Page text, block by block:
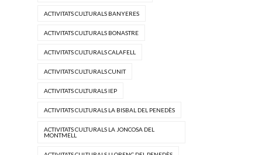
ACTIVITATS CULTURALS BANYERES
ACTIVITATS CULTURALS BONASTRE
ACTIVITATS CULTURALS CALAFELL
ACTIVITATS CULTURALS CUNIT
ACTIVITATS CULTURALS IEP
ACTIVITATS CULTURALS LA BISBAL DEL PENEDÈS
ACTIVITATS CULTURALS LA JONCOSA DEL
MONTMELL